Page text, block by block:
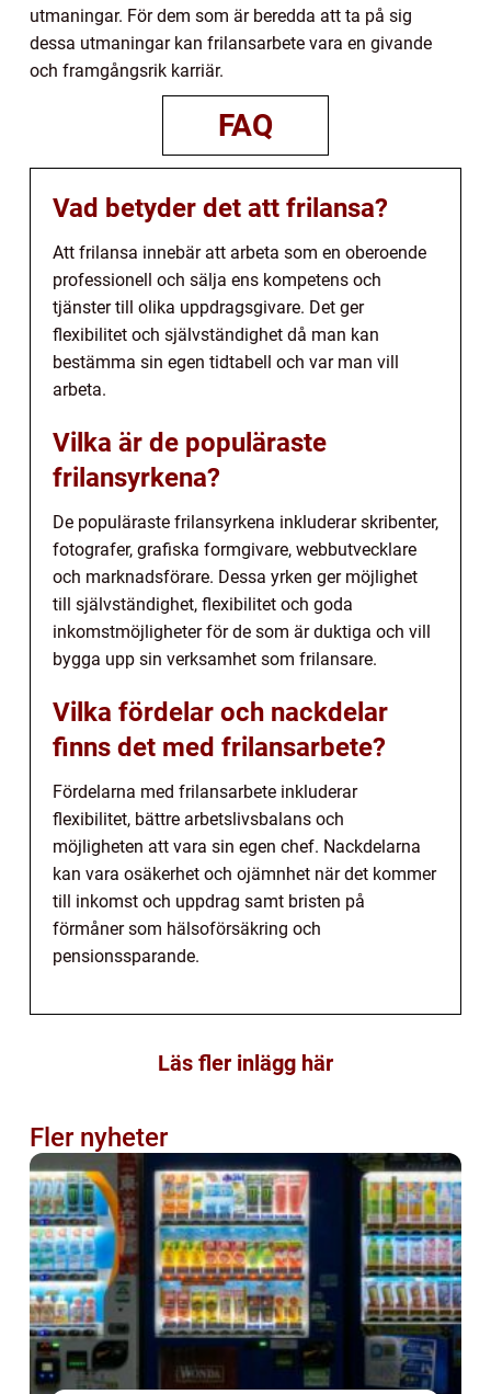
utmaningar. För dem som är beredda att ta på sig
dessa utmaningar kan frilansarbete vara en givande
och framgångsrik karriär.
FAQ
Vad betyder det att frilansa?
Att frilansa innebär att arbeta som en oberoende
professionell och sälja ens kompetens och
tjänster till olika uppdragsgivare. Det ger
flexibilitet och självständighet då man kan
bestämma sin egen tidtabell och var man vill
arbeta.
Vilka är de populäraste
frilansyrkena?
De populäraste frilansyrkena inkluderar skribenter,
fotografer, grafiska formgivare, webbutvecklare
och marknadsförare. Dessa yrken ger möjlighet
till självständighet, flexibilitet och goda
inkomstmöjligheter för de som är duktiga och vill
bygga upp sin verksamhet som frilansare.
Vilka fördelar och nackdelar
finns det med frilansarbete?
Fördelarna med frilansarbete inkluderar
flexibilitet, bättre arbetslivsbalans och
möjligheten att vara sin egen chef. Nackdelarna
kan vara osäkerhet och ojämnhet när det kommer
till inkomst och uppdrag samt bristen på
förmåner som hälsoförsäkring och
pensionssparande.
Läs fler inlägg här
Fler nyheter